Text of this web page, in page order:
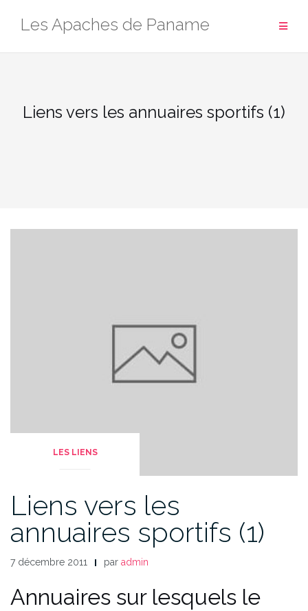
Les Apaches de Paname
Liens vers les annuaires sportifs (1)
LES LIENS
Liens vers les
annuaires sportifs (1)
7 décembre 2011 par admin
Annuaires sur lesquels le